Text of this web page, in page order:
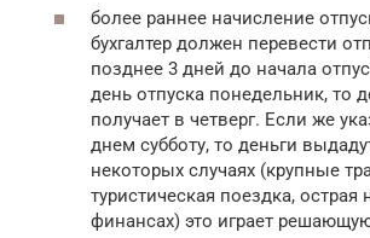
более раннее начисление
бухгалтер должен перевести
позднее 3 дней до начала
день отпуска понедельник, то
получает в четверг. Если же
днем субботу, то деньги
некоторых случаях (крупные
туристическая поездка, острая
финансах) это играет